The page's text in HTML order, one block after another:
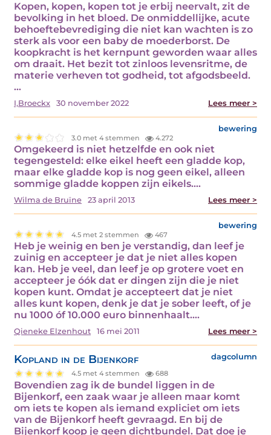
Kopen, kopen, kopen tot je erbij neervalt, zit de
bevolking in het bloed. De onmiddellijke, acute
behoeftebevrediging die niet kan wachten is zo
sterk als voor een baby de moederborst. De
koopkracht is het kernpunt geworden waar alles
om draait. Het bezit tot zinloos levensritme, de
materie verheven tot godheid, tot afgodsbeeld.
…
I,Broeckx 30 november 2022 Lees meer >
bewering
3.0 met 4 stemmen 4.272
Omgekeerd is niet hetzelfde en ook niet
tegengesteld: elke eikel heeft een gladde kop,
maar elke gladde kop is nog geen eikel, alleen
sommige gladde koppen zijn eikels.…
Wilma de Bruïne 23 april 2013 Lees meer >
bewering
4.5 met 2 stemmen 467
Heb je weinig en ben je verstandig, dan leef je
zuinig en accepteer je dat je niet alles kopen
kan. Heb je veel, dan leef je op grotere voet en
accepteer je óók dat er dingen zijn die je niet
kopen kunt. Omdat je accepteert dat je niet
alles kunt kopen, denk je dat je sober leeft, of je
nu 1000 óf 10.000 euro binnenhaalt.…
Qieneke Elzenhout 16 mei 2011 Lees meer >
Kopland in de Bijenkorf dagcolumn
4.5 met 4 stemmen 688
Bovendien zag ik de bundel liggen in de
Bijenkorf, een zaak waar je alleen maar komt
om iets te kopen als iemand expliciet om iets
van de Bijenkorf heeft gevraagd. En bij de
Bijenkorf koop je geen dichtbundel. Dat doe je